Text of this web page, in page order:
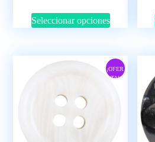
Seleccionar opciones
¡OFER
TA!